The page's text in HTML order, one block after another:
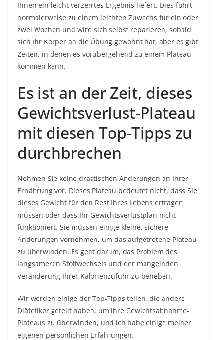
Ihnen ein leicht verzerrtes Ergebnis liefert. Dies führt
normalerweise zu einem leichten Zuwachs für ein oder
zwei Wochen und wird sich selbst reparieren, sobald
sich Ihr Körper an die Übung gewöhnt hat, aber es gibt
Zeiten, in denen es vorübergehend zu einem Plateau
kommen kann.
Es ist an der Zeit, dieses
Gewichtsverlust-Plateau
mit diesen Top-Tipps zu
durchbrechen
Nehmen Sie keine drastischen Änderungen an Ihrer
Ernährung vor. Dieses Plateau bedeutet nicht, dass Sie
dieses Gewicht für den Rest Ihres Lebens ertragen
müssen oder dass Ihr Gewichtsverlustplan nicht
funktioniert. Sie müssen einige kleine, sichere
Änderungen vornehmen, um das aufgetretene Plateau
zu überwinden. Es geht darum, das Problem des
langsameren Stoffwechsels und der mangelnden
Veränderung Ihrer Kalorienzufuhr zu beheben.
Wir werden einige der Top-Tipps teilen, die andere
Diätetiker geteilt haben, um ihre Gewichtsabnahme-
Plateaus zu überwinden, und ich habe einige meiner
eigenen persönlichen Erfahrungen.